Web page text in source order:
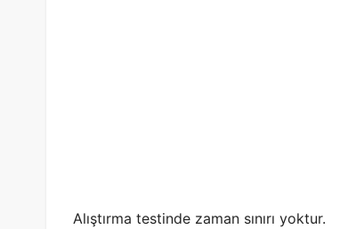
Alıştırma testinde zaman sınırı yoktur.